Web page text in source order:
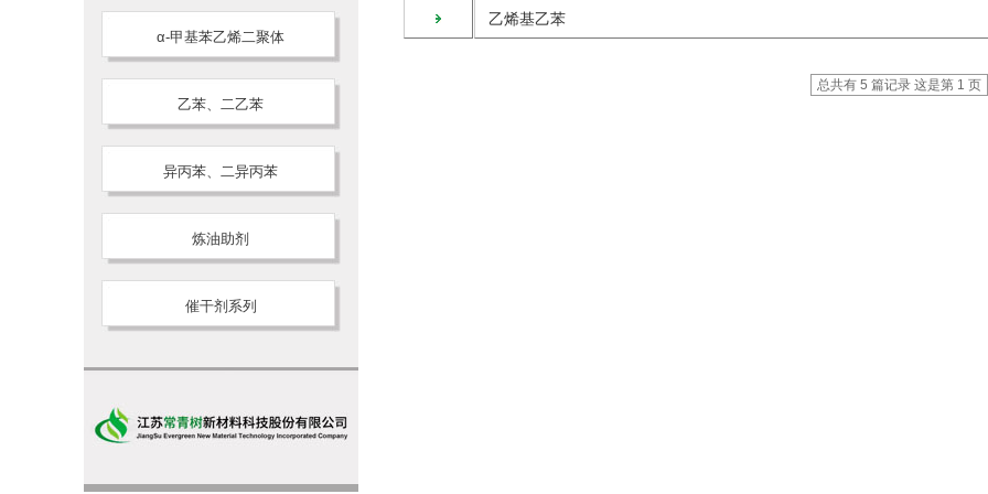
α-甲基苯乙烯二聚体
乙苯、二乙苯
异丙苯、二异丙苯
炼油助剂
催干剂系列
乙烯基乙苯
总共有 5 篇记录 这是第 1 页